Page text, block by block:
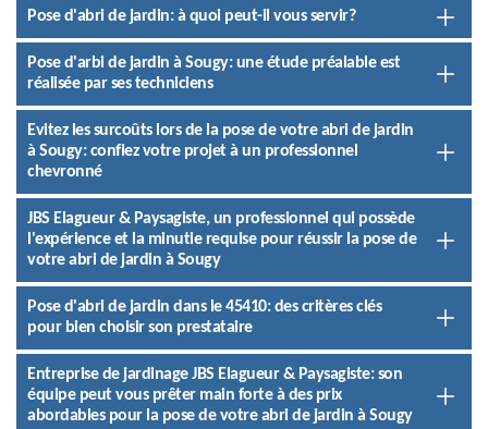
Pose d'abri de jardin: à quoi peut-il vous servir?
Pose d'arbi de jardin à Sougy: une étude préalable est
réalisée par ses techniciens
Evitez les surcoûts lors de la pose de votre abri de jardin
à Sougy: confiez votre projet à un professionnel
chevronné
JBS Elagueur & Paysagiste, un professionnel qui possède
l'expérience et la minutie requise pour réussir la pose de
votre abri de jardin à Sougy
Pose d'abri de jardin dans le 45410: des critères clés
pour bien choisir son prestataire
Entreprise de jardinage JBS Elagueur & Paysagiste: son
équipe peut vous prêter main forte à des prix
abordables pour la pose de votre abri de jardin à Sougy